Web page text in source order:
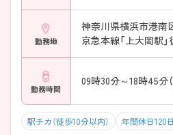
勤務地
神奈川県横浜市港南
京急本線「上大岡駅
勤務時間
09時30分～18時45分
駅チカ（徒歩10分以内） 年間休日120